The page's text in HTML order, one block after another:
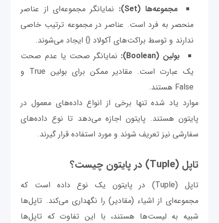
مجموعه‌ها (Set):
نمایانگر مجموعه‌ای از عناصر
منحصر به فرد است. عناصر در مجموعه ترتیب خاصی
ندارند و توسط براکت‌های آکولاد {} ایجاد می‌شوند.
بولین (Boolean):
نمایانگر صحت یا عدم صحت
یک عبارت است. مقادیر ممکن برای بولین True و
False هستند.
موارد یاد شده تنها برخی از انواع داده‌های معمول در
پایتون هستند. پایتون اجازه می‌دهد تا نوع داده‌های
سفارشی نیز تعریف شوند و مورد استفاده قرار گیرند.
تاپل (Tuple) در پایتون چیست؟
تاپل (Tuple) در پایتون یک نوع داده است که
مجموعه‌ای از اشیاء (مقادیر) را نگهداری می‌کند. تاپل‌ها
شبیه به لیست‌ها هستند، با این تفاوت که تاپل‌ها